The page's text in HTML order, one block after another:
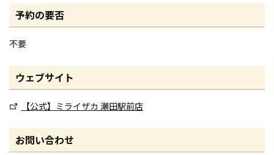
予約の要否
不要
ウェブサイト
【公式】ミライザカ 瀬田駅前店
お問い合わせ